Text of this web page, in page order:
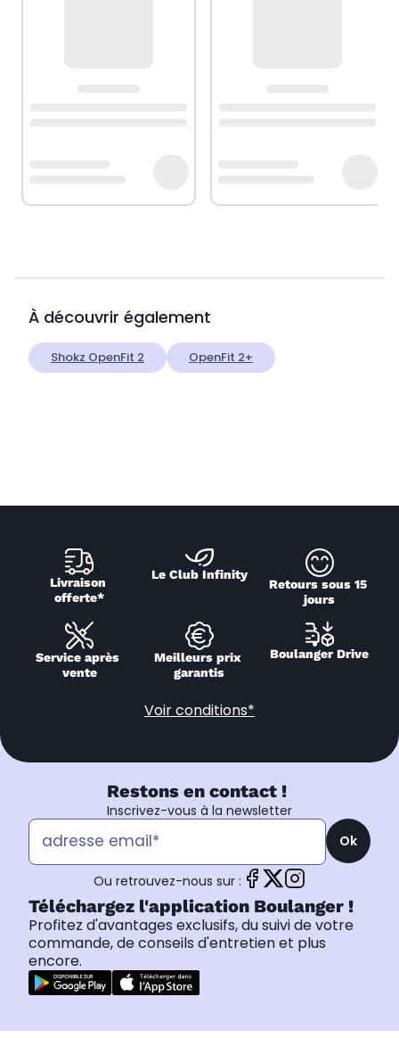
À découvrir également
Shokz OpenFit 2 OpenFit 2+
Livraison
offerte*
Le Club Infinity
Retours sous 15
jours
Service après
vente
Meilleurs prix
garantis
Boulanger Drive
Voir conditions*
Restons en contact !
Inscrivez-vous à la newsletter
Ok
Ou retrouvez-nous sur :
Téléchargez l'application Boulanger !
Profitez d'avantages exclusifs, du suivi de votre
commande, de conseils d'entretien et plus
encore.